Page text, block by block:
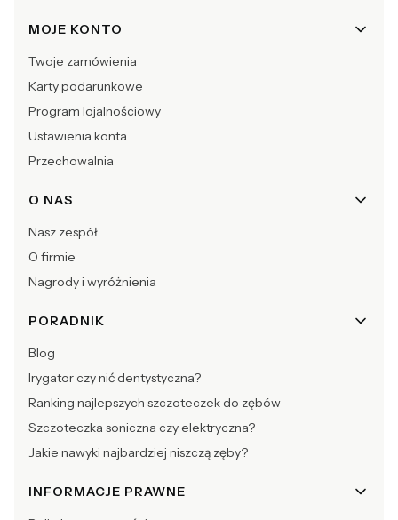
MOJE KONTO
Twoje zamówienia
Karty podarunkowe
Program lojalnościowy
Ustawienia konta
Przechowalnia
O NAS
Nasz zespół
O firmie
Nagrody i wyróżnienia
PORADNIK
Blog
Irygator czy nić dentystyczna?
Ranking najlepszych szczoteczek do zębów
Szczoteczka soniczna czy elektryczna?
Jakie nawyki najbardziej niszczą zęby?
INFORMACJE PRAWNE